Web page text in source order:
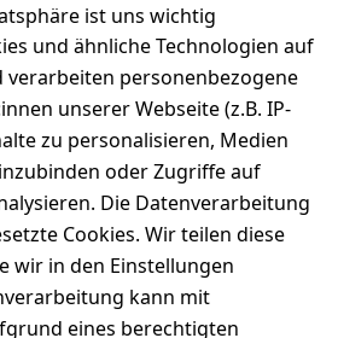
ist uns wichtig
und ähnliche Technologien auf
verarbeiten personenbezogene
unserer Webseite (z.B. IP-
zu personalisieren, Medien
oder Zugriffe auf
Die Datenverarbeitung
Cookies. Wir teilen diese
wir in den Einstellungen
kann mit
eines berechtigten
E-Mail
Ich bestätige hiermit,
dass ich die
Datenschutzerklärung
gelesen habe. Ich
kann meine
Einwilligung jederzeit